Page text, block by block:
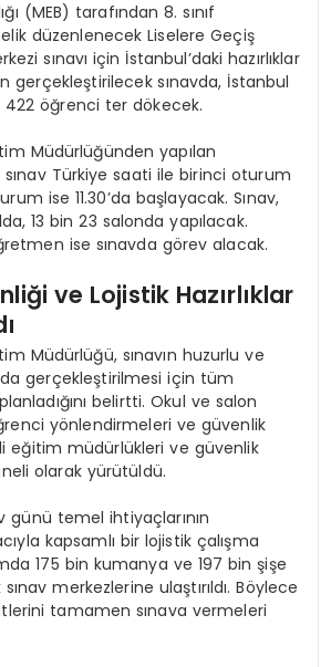
(MEB) tarafından 8. sınıf
düzenlenecek Liselere Geçiş
sınavı için İstanbul’daki hazırlıklar
gerçekleştirilecek sınavda, İstanbul
422 öğrenci ter dökecek.
Müdürlüğünden yapılan
sınav Türkiye saati ile birinci oturum
ise 11.30’da başlayacak. Sınav,
13 bin 23 salonda yapılacak.
ise sınavda görev alacak.
ve Lojistik Hazırlıklar
Müdürlüğü, sınavın huzurlu ve
gerçekleştirilmesi için tüm
belirtti. Okul ve salon
yönlendirmeleri ve güvenlik
eğitim müdürlükleri ve güvenlik
olarak yürütüldü.
günü temel ihtiyaçlarının
kapsamlı bir lojistik çalışma
175 bin kumanya ve 197 bin şişe
merkezlerine ulaştırıldı. Böylece
tamamen sınava vermeleri